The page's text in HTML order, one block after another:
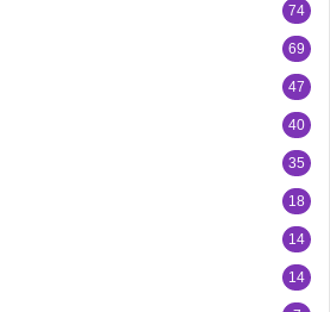
74
69
47
40
35
18
14
14